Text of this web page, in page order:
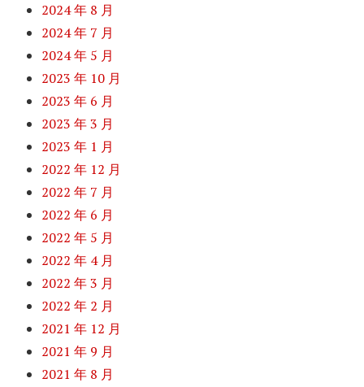
2024 年 8 月
2024 年 7 月
2024 年 5 月
2023 年 10 月
2023 年 6 月
2023 年 3 月
2023 年 1 月
2022 年 12 月
2022 年 7 月
2022 年 6 月
2022 年 5 月
2022 年 4 月
2022 年 3 月
2022 年 2 月
2021 年 12 月
2021 年 9 月
2021 年 8 月